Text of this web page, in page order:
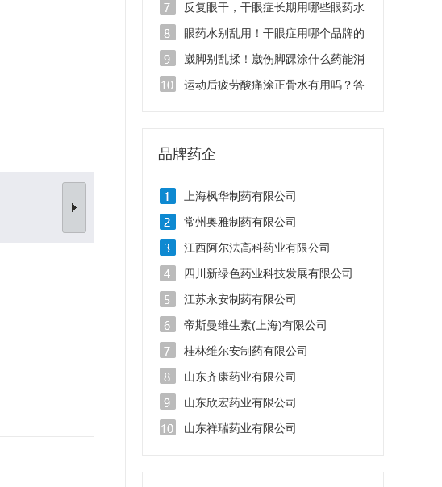
找准病根是关键
反复眼干，干眼症长期用哪些眼药水
安全不刺激？
眼药水别乱用！干眼症用哪个品牌的
眼药水治疗效果好？
崴脚别乱揉！崴伤脚踝涂什么药能消
肿止痛？
运动后疲劳酸痛涂正骨水有用吗？答
品牌药企
上海枫华制药有限公司
常州奥雅制药有限公司
江西阿尔法高科药业有限公司
四川新绿色药业科技发展有限公司
江苏永安制药有限公司
帝斯曼维生素(上海)有限公司
桂林维尔安制药有限公司
山东齐康药业有限公司
山东欣宏药业有限公司
山东祥瑞药业有限公司